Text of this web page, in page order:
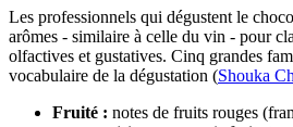
Les professionnels qui dégustent le
arômes - similaire à celle du vin - pour
olfactives et gustatives. Cinq grandes
vocabulaire de la dégustation (Shouka
Fruité : notes de fruits rouges